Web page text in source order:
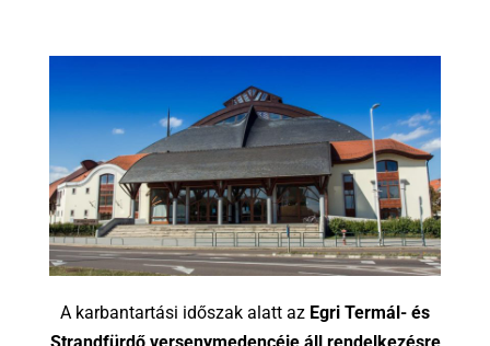
A karbantartási időszak alatt az Egri Termál- és